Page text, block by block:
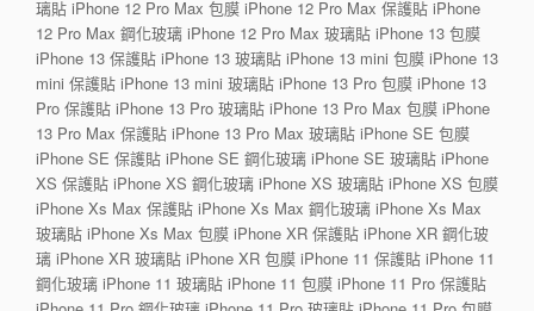
璃貼 iPhone 12 Pro Max 包膜 iPhone 12 Pro Max 保護貼 iPhone
12 Pro Max 鋼化玻璃 iPhone 12 Pro Max 玻璃貼 iPhone 13 包膜
iPhone 13 保護貼 iPhone 13 玻璃貼 iPhone 13 mini 包膜 iPhone 13
mini 保護貼 iPhone 13 mini 玻璃貼 iPhone 13 Pro 包膜 iPhone 13
Pro 保護貼 iPhone 13 Pro 玻璃貼 iPhone 13 Pro Max 包膜 iPhone
13 Pro Max 保護貼 iPhone 13 Pro Max 玻璃貼 iPhone SE 包膜
iPhone SE 保護貼 iPhone SE 鋼化玻璃 iPhone SE 玻璃貼 iPhone
XS 保護貼 iPhone XS 鋼化玻璃 iPhone XS 玻璃貼 iPhone XS 包膜
iPhone Xs Max 保護貼 iPhone Xs Max 鋼化玻璃 iPhone Xs Max
玻璃貼 iPhone Xs Max 包膜 iPhone XR 保護貼 iPhone XR 鋼化玻
璃 iPhone XR 玻璃貼 iPhone XR 包膜 iPhone 11 保護貼 iPhone 11
鋼化玻璃 iPhone 11 玻璃貼 iPhone 11 包膜 iPhone 11 Pro 保護貼